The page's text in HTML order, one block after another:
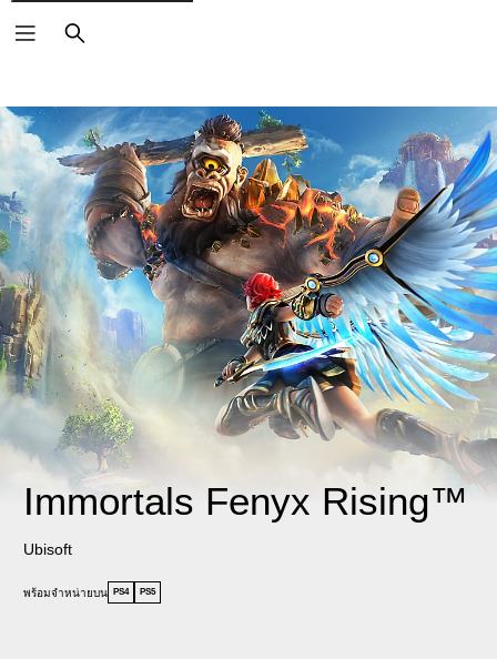
Immortals Fenyx Rising™
Ubisoft
พร้อมจำหน่ายบน PS4 PS5